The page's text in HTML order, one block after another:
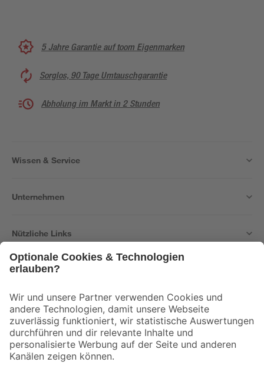
5 Jahre Garantie auf toom Eigenmarken
Sorglos, 90 Tage Umtauschgarantie
Abholung im Markt in 2 Stunden
Wissen & Service
Unternehmen
Nützliche Links
Der toom Newsletter: Keine Angebote und Aktionen mehr verpassen!
Zur Newsletter Anmeldung
Folge uns